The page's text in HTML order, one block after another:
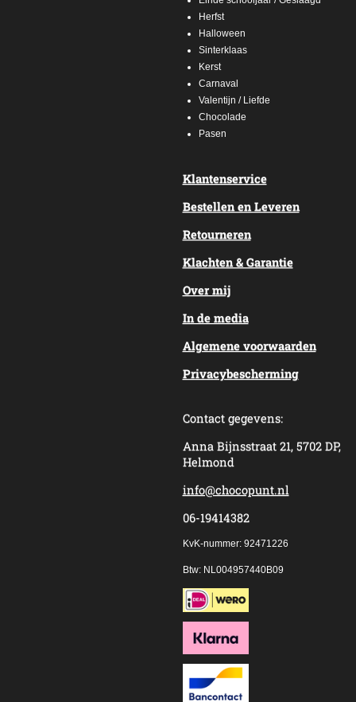
Herfst
Halloween
Sinterklaas
Kerst
Carnaval
Valentijn / Liefde
Chocolade
Pasen
Klantenservice
Bestellen en Leveren
Retourneren
Klachten & Garantie
Over mij
In de media
Algemene voorwaarden
Privacybescherming
Contact gegevens:
Anna Bijnsstraat 21, 5702 DP,
Helmond
info@chocopunt.nl
06-19414382
KvK-nummer: 92471226
Btw: NL004957440B09